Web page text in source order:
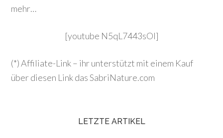
mehr…
[youtube N5qL7443sOI]
(*) Affiliate-Link – ihr unterstützt mit einem Kauf
über diesen Link das SabriNature.com
LETZTE ARTIKEL